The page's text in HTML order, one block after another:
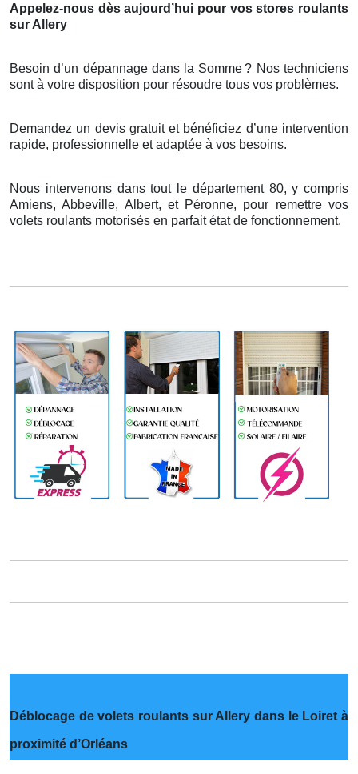
Appelez-nous dès aujourd’hui pour vos stores roulants
sur Allery
Besoin d’un dépannage dans la Somme ? Nos techniciens
sontà votre disposition pour résoudre tous vos probl èmes.
Demandez un devis gratuit et bénéficiez d’une intervention
rapide, professionnelle et adaptée à vos besoins.
Nous intervenons dans tout le département 80, y compris
Amiens, Abbeville, Albert, et Péronne, pour remettre vos
volets roulants motorisés en parfait état de fonctionnement.
Déblocage de volets roulants sur Allery dans le Loiret à
proximité d’Orléans